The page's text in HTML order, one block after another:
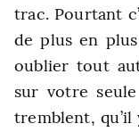
trac. Pourtant
de plus en
oublier tout
sur votre
tremblent,